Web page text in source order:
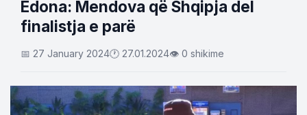
Edona: Mendova që Shqipja del
finalistja e parë
📅 27 January 2024🕐 27.01.2024👁 0 shikime